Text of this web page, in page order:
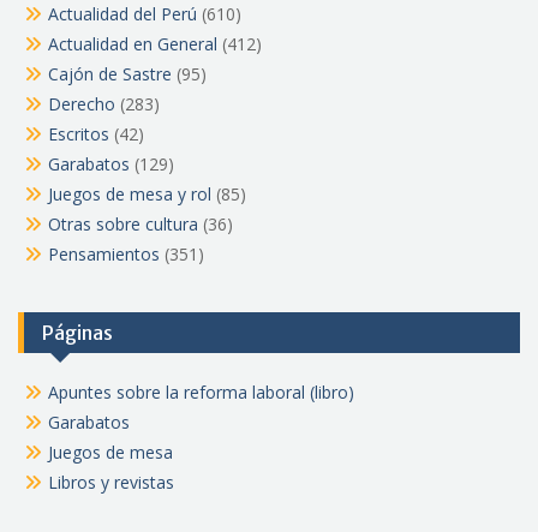
Actualidad del Perú (610)
Actualidad en General (412)
Cajón de Sastre (95)
Derecho (283)
Escritos (42)
Garabatos (129)
Juegos de mesa y rol (85)
Otras sobre cultura (36)
Pensamientos (351)
Páginas
Apuntes sobre la reforma laboral (libro)
Garabatos
Juegos de mesa
Libros y revistas